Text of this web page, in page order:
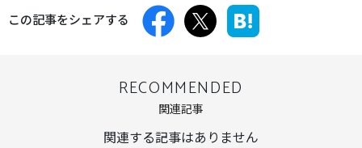
この記事をシェアする
RECOMMENDED
関連記事
関連する記事はありません